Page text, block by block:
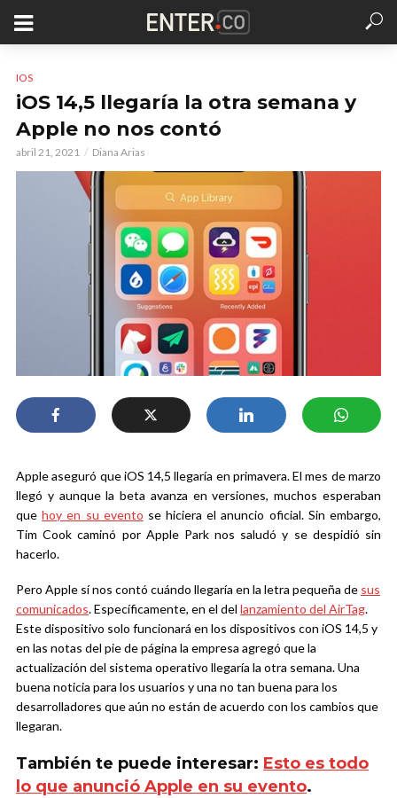
IOS
iOS 14,5 llegaría la otra semana y
Apple no nos contó
abril 21, 2021 Diana Arias
Apple aseguró que iOS 14,5 llegaría en primavera. El mes de marzo
llegó y aunque la beta avanza en versiones, muchos esperaban
quehoy en su evento se hiciera el anuncio oficial. Sin embargo,
Tim Cook caminó por Apple Park nos saludó y se despidió sin
hacerlo.
Pero Apple sí nos contó cuándo llegaría en la letra pequeña de sus
comunicados. Específicamente, en el del lanzamiento del AirTag.
Este dispositivo solo funcionará en los dispositivos con iOS 14,5 y
en las notas del pie de página la empresa agregó que la
actualización del sistema operativo llegaría la otra semana. Una
buena noticia para los usuarios y una no tan buena para los
desarrolladores que aún no están de acuerdo con los cambios que
llegaran.
También te puede interesar: Esto es todo
lo que anunció Apple en su evento.